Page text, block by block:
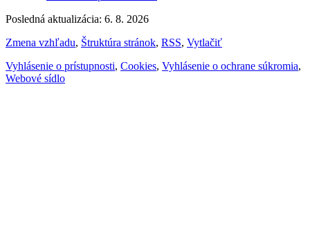
Posledná aktualizácia: 6. 8. 2026
Zmena vzhľadu, Štruktúra stránok, RSS, Vytlačiť
Vyhlásenie o prístupnosti, Cookies, Vyhlásenie o ochrane súkromia,
Webové sídlo